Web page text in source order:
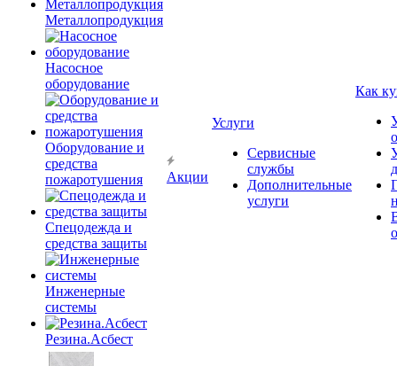
Металлопродукция
Насосное
оборудование
Оборудование и
средства
пожаротушения
Спецодежда и
средства защиты
Инженерные
системы
Резина.Асбест
Акции
Услуги
Сервисные
службы
Дополнительные
услуги
Как